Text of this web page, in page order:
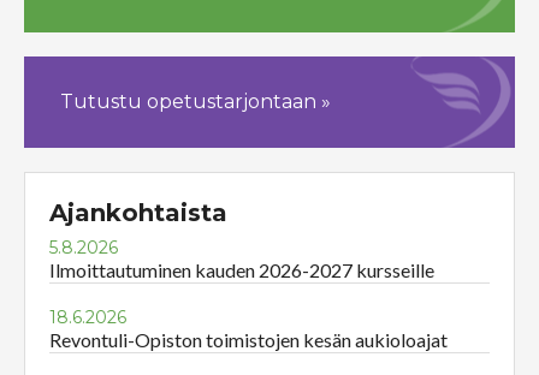
Tutustu opetustarjontaan »
Ajankohtaista
5.8.2026
Ilmoittautuminen kauden 2026-2027 kursseille
18.6.2026
Revontuli-Opiston toimistojen kesän aukioloajat